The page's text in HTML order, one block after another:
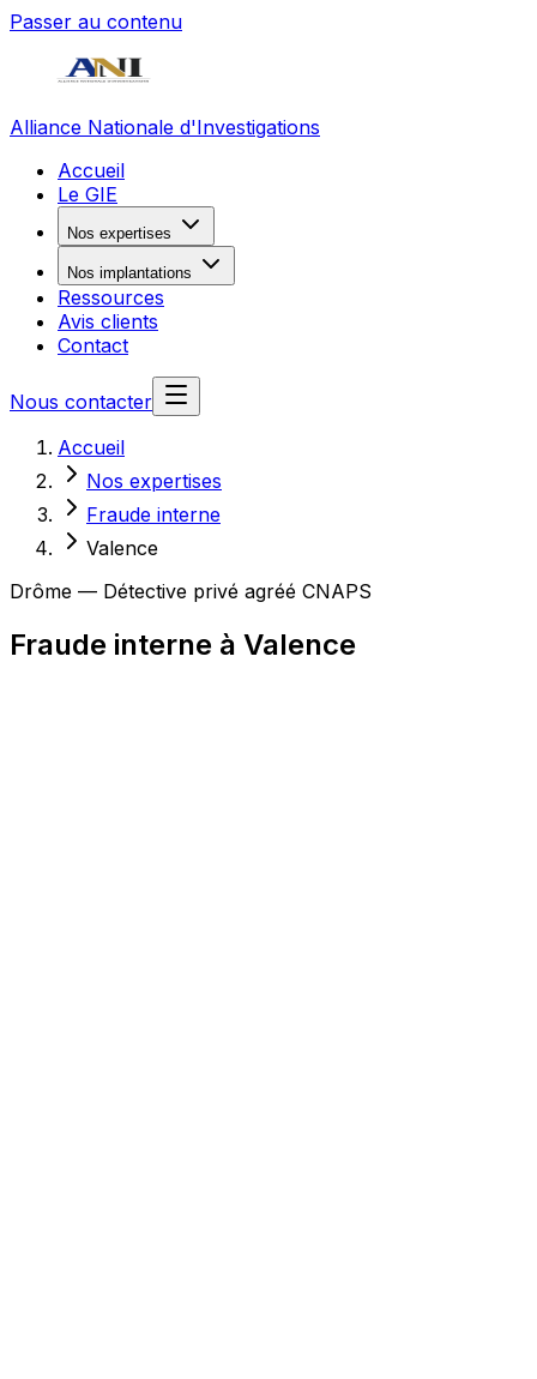
Passer au contenu
Alliance Nationale d'Investigations
Accueil
Le GIE
Nos expertises
Nos implantations
Ressources
Avis clients
Contact
Nous contacter
Accueil
Nos expertises
Fraude interne
Valence
Drôme — Détective privé agréé CNAPS
Fraude interne à Valence